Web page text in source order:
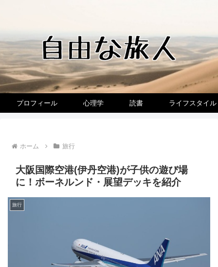
プロフィール 心理学 読書 ライフスタイル
ホーム 旅行
大阪国際空港(伊丹空港)が子供の遊び場
に！ボーネルンド・展望デッキを紹介
旅行